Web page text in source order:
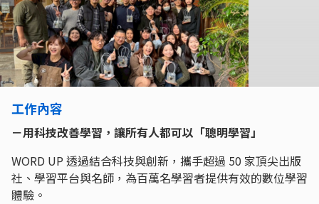
工作內容
－用科技改善學習，讓所有人都可以「聰明學習」
WORD UP 透過結合科技與創新，攜手超過 50 家頂尖出版
社、學習平台與名師，為百萬名學習者提供有效的數位學習
體驗。